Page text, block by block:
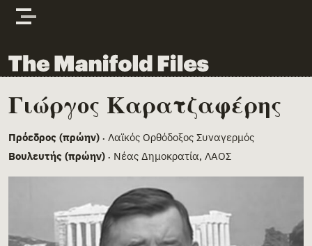
Skip to content
The Manifold Files
Main Page Content
Γιώργος Καρατζαφέρης
Πρόεδρος (πρώην) • Λαϊκός Ορθόδοξος Συναγερμός
Βουλευτής (πρώην) • Νέας Δημοκρατία, ΛΑΟΣ